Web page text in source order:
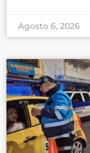
Agosto 6, 2026